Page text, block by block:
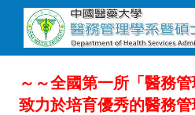
內
～～全國第一所「醫務
致力於培育優秀的醫務